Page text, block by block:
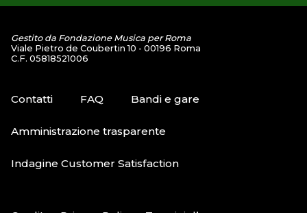
Gestito da Fondazione Musica per Roma
Viale Pietro de Coubertin 10 - 00196 Roma
C.F. 05818521006
Contatti FAQ Bandi e gare
Amministrazione trasparente
Indagine Customer Satisfaction